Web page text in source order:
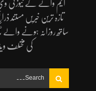
ایم وائے کے نیوزٹی وی
تازہ ترین خبریں
ساتھ روزانہ ہونے والے
کی مختلف